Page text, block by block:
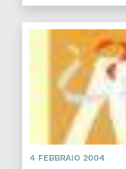
4 FEBBRAIO 2004